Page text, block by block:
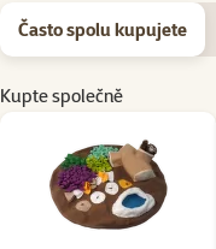
Často spolu kupujete
Kupte společně